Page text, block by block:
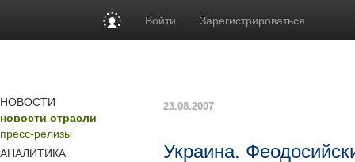
Войти Зарегистрироваться
НОВОСТИ
новости отрасли
пресс-релизы
АНАЛИТИКА
23.08.2007
Украина.